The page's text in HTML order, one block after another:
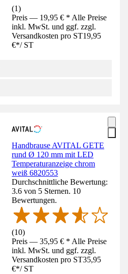
(1)
Preis — 19,95 € * Alle Preise
inkl. MwSt. und ggf. zzgl.
Versandkosten pro ST19,95
€*/ ST
Handbrause AVITAL GETE
rund Ø 120 mm mit LED
Temperaturanzeige chrom
weiß 6820553
Durchschnittliche Bewertung:
3.6 von 5 Sternen. 10
Bewertungen.
(10)
Preis — 35,95 € * Alle Preise
inkl. MwSt. und ggf. zzgl.
Versandkosten pro ST35,95
€*/ ST